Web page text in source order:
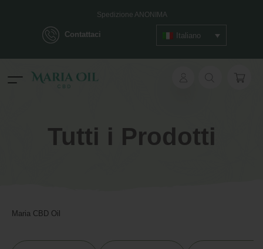
Contattaci
Spedizione ANONIMA
Italiano
Tutti i Prodotti
Maria CBD Oil